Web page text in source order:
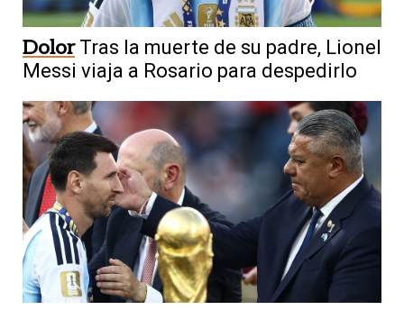
Dolor Tras la muerte de su padre, Lionel
Messi viaja a Rosario para despedirlo